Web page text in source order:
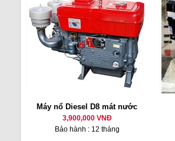
Máy nổ Diesel D8 mát nước
3,900,000 VNĐ
Bảo hành : 12 tháng